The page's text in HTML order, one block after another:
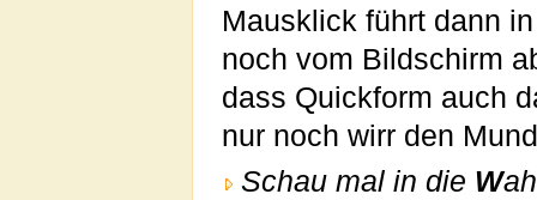
Mausklick führt dann
noch vom Bildschirm
dass Quickform auch
nur noch wirr den
Schau mal in die W